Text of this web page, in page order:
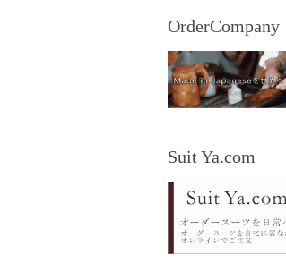
OrderCompany
Suit Ya.com